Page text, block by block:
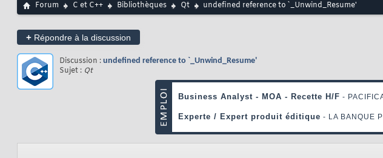
Forum C et C++ Bibliothèques Qt undefined reference to `_Unwind_Resume'
+ Répondre à la discussion
Discussion : undefined reference to `_Unwind_Resume'
Sujet : Qt